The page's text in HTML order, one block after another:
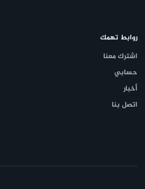
روابط تهمك
اشترك معنا
حسابي
أخبار
اتصل بنا